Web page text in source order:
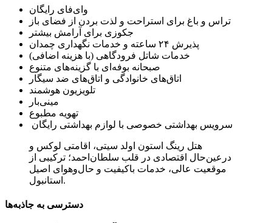
وای‌فای رایگان
تراس و باغ برای استراحت و لذت بردن از فضای باز
جکوزی برای آرامش بیشتر
پذیرش ۲۴ ساعته و خدمات نگهداری چمدان
خدمات شاتل فرودگاهی (با هزینه اضافی)
صبحانه بوفه‌ای با گزینه‌های متنوع
اتاق‌های خانوادگی و اتاق‌های ضد سیگار
تلویزیون هوشمند
مینی‌بار
تهویه مطبوع
سرویس بهداشتی خصوصی با لوازم بهداشتی رایگان
هتل رینگ استون اولد سیتی، اقامتی لوکس و
درعین‌حال اقتصادی در قلب سلطان‌احمد؛ ترکیبی از
موقعیت عالی، خدمات باکیفیت و حال‌و‌هوای اصیل
استانبول.
دسترسی به جاذبه‌ها